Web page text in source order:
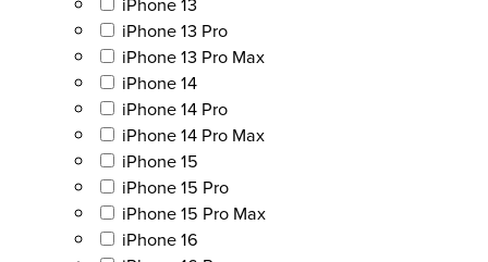
iPhone 13 Pro
iPhone 13 Pro Max
iPhone 14
iPhone 14 Pro
iPhone 14 Pro Max
iPhone 15
iPhone 15 Pro
iPhone 15 Pro Max
iPhone 16